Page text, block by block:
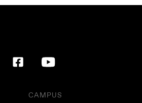
CAMPUS